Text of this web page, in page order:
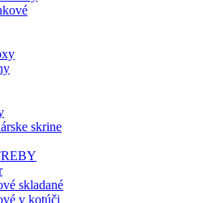
skrine
skladané
v kotúči